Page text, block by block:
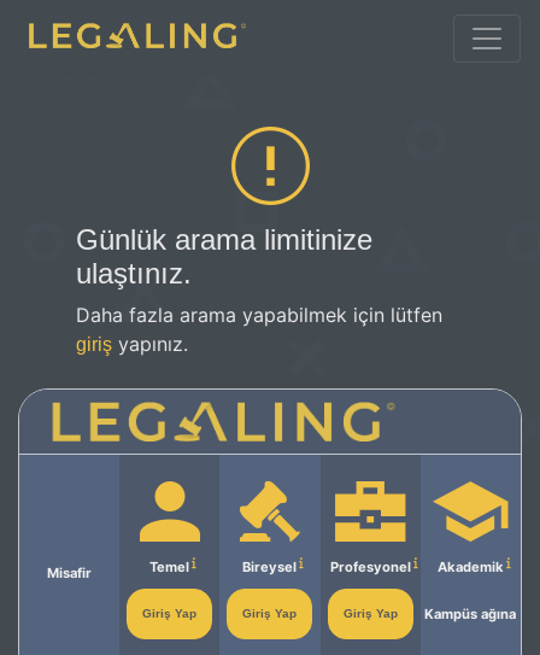
Günlük arama limitinize
ulaştınız.
Daha fazla arama yapabilmek için lütfen
giriş yapınız.
Misafir Temel
Giriş Yap
Bireysel
Giriş Yap
Profesyonel
Giriş Yap
Akademik
Kampüs ağına